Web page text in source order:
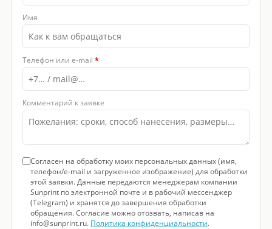
Имя
Телефон или e-mail *
Комментарий к заявке
Согласен на обработку моих персональных данных (имя,
телефон/e-mail и загруженное изображение) для обработки
этой заявки. Данные передаются менеджерам компании
Sunprint по электронной почте и в рабочий мессенджер
(Telegram) и хранятся до завершения обработки
обращения. Согласие можно отозвать, написав на
info@sunprint.ru. Политика конфиденциальности.